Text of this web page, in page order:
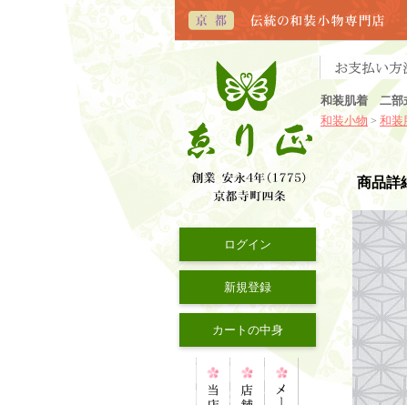
和装肌着 二部
和装小物 > 和装
ログイン
新規登録
カートの中身
商品詳